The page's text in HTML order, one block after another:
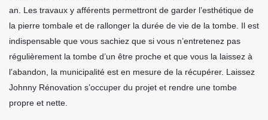
an. Les travaux y afférents permettront de garder l’esthétique de
la pierre tombale et de rallonger la durée de vie de la tombe. Il est
indispensable que vous sachiez que si vous n’entretenez pas
régulièrement la tombe d’un être proche et que vous la laissez à
l’abandon, la municipalité est en mesure de la récupérer. Laissez
Johnny Rénovation s’occuper du projet et rendre une tombe
propre et nette.